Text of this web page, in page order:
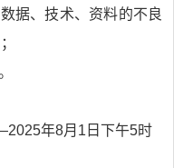
据、技术、资料的不良
年8月1日下午5时